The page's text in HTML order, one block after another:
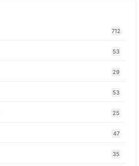
712
53
29
53
25
47
35